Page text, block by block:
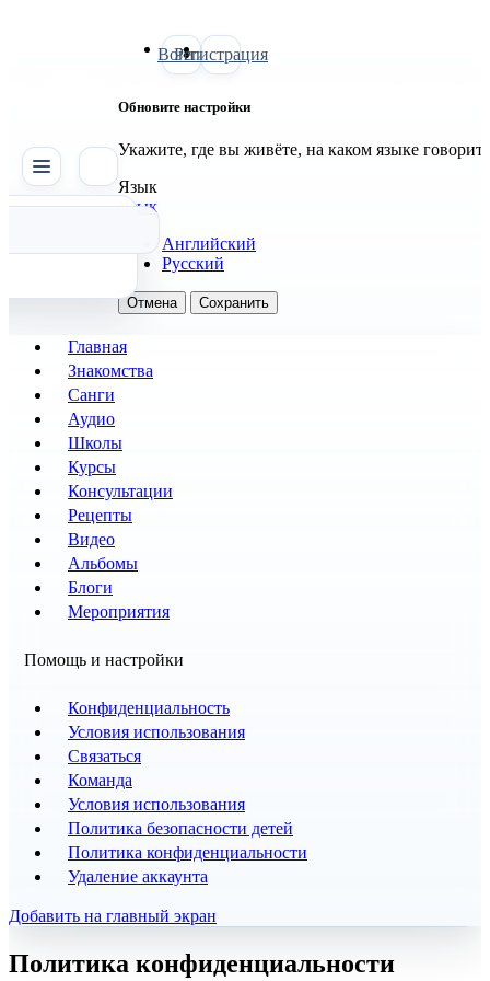
Войти
Регистрация
Обновите настройки
Укажите, где вы живёте, на каком языке
Язык
Язык
Английский
Русский
Отмена Сохранить
Главная
Знакомства
Санги
Аудио
Школы
Курсы
Консультации
Рецепты
Видео
Альбомы
Блоги
Мероприятия
Помощь и настройки
Конфиденциальность
Условия использования
Связаться
Команда
Условия использования
Политика безопасности детей
Политика конфиденциальности
Удаление аккаунта
Добавить на главный экран
Политика конфиденциальности